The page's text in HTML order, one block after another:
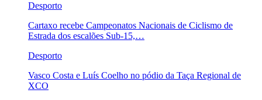
Desporto
Cartaxo recebe Campeonatos Nacionais de Ciclismo de
Estrada dos escalões Sub-15,…
Desporto
Vasco Costa e Luís Coelho no pódio da Taça Regional de
XCO